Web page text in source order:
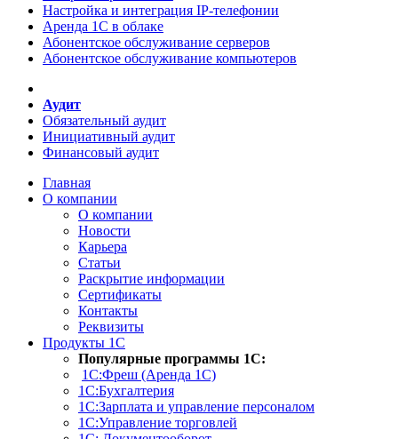
Настройка и интеграция IP-телефонии
Аренда 1С в облаке
Абонентское обслуживание серверов
Абонентское обслуживание компьютеров
Аудит
Обязательный аудит
Инициативный аудит
Финансовый аудит
Главная
О компании
О компании
Новости
Карьера
Статьи
Раскрытие информации
Сертификаты
Контакты
Реквизиты
Продукты 1С
Популярные программы 1С:
1С:Фреш (Аренда 1С)
1С:Бухгалтерия
1С:Зарплата и управление персоналом
1С:Управление торговлей